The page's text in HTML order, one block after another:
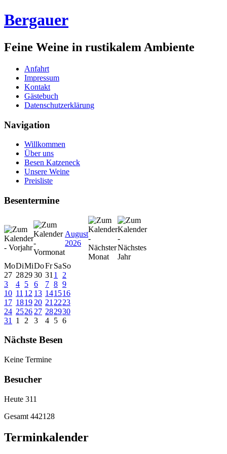
Bergauer
Feine Weine in rustikalem Ambiente
Anfahrt
Impressum
Kontakt
Gästebuch
Datenschutzerklärung
Navigation
Willkommen
Über uns
Besen Katzeneck
Unsere Weine
Preisliste
Besentermine
August
2026
MoDiMiDoFr SaSo
27 282930 31 1
2
3
4 5 6 7 8 9
10 11 12 13 141516
17 1819 20 21 2223
24 2526 27 282930
31
1 2 3 4 5 6
Nächste Besen
Keine Termine
Besucher
Heute 311
Gesamt 442128
Terminkalender